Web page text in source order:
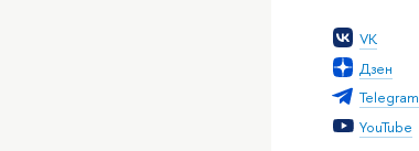
VK
Дзен
Telegram
YouTube